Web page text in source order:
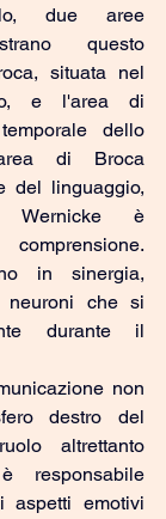
due aree
questo
situata nel
e l'area di
dello
di Broca
del linguaggio,
è
in sinergia,
che si
durante il
non
destro del
altrettanto
responsabile
aspetti emotivi